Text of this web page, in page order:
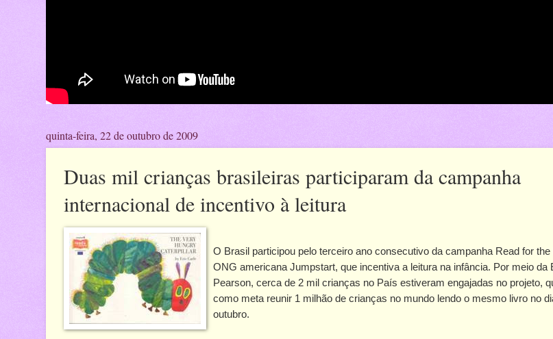
quinta-feira, 22 de outubro de 2009
Duas mil crianças brasileiras participaram da campanha
internacional de incentivo à leitura
O Brasil participou pelo terceiro ano consecutivo da campanha Read for
ONG americana Jumpstart, que incentiva a leitura na infância. Por meio da
Pearson, cerca de 2 mil crianças no País estiveram engajadas no projeto,
como meta reunir 1 milhão de crianças no mundo lendo o mesmo livro no
outubro.